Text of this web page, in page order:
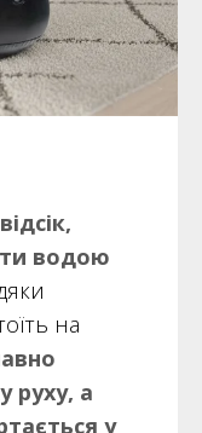
відсік,
водою
на
руху, а
у